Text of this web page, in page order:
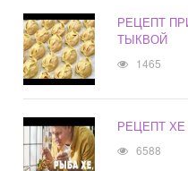
РЕЦЕПТ
ТЫКВОЙ
1465
РЕЦЕПТ
6588